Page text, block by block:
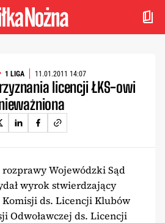
1 LIGA 11.01.2011 14:07
licencji ŁKS-owi
Wojewódzki Sąd
wyrok stwierdzający
ds. Licencji Klubów
Odwoławczej ds. Licencji